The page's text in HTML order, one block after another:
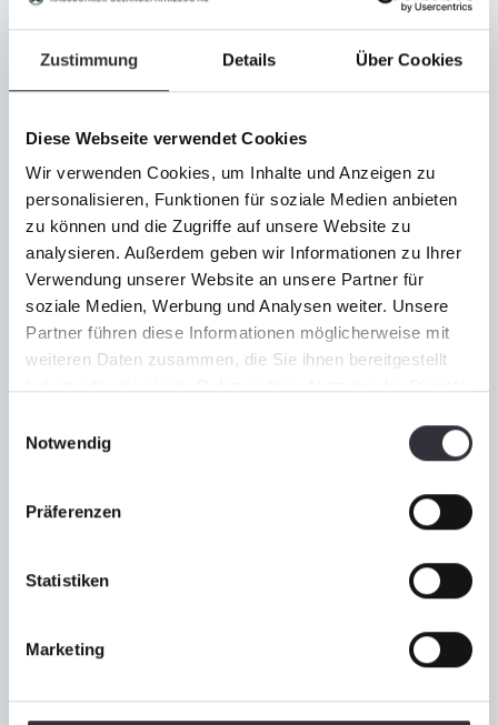
Zustimmung Details Über Cookies
Diese Webseite verwendet Cookies
Wir verwenden Cookies, um Inhalte und Anzeigen zu
personalisieren, Funktionen für soziale Medien anbieten
zu können und die Zugriffe auf unsere Website zu
analysieren. Außerdem geben wir Informationen zu Ihrer
Verwendung unserer Website an unsere Partner für
soziale Medien, Werbung und Analysen weiter. Unsere
Partner führen diese Informationen möglicherweise mit
weiteren Daten zusammen, die Sie ihnen bereitgestellt
Notwendig
Präferenzen
Statistiken
Marketing
Unternehmen
MEHR ERFAHREN
Standorte